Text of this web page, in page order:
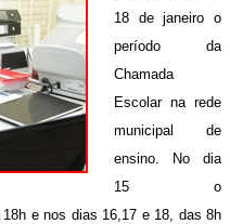
18 de janeiro o
período da
Chamada
Escolar na rede
municipal de
ensino. No dia
15 o
e nos dias 16,17 e 18, das 8h